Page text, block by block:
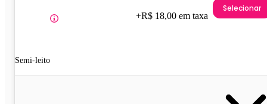
Semi-leito
+R$ 18,00 em taxa
Selecionar